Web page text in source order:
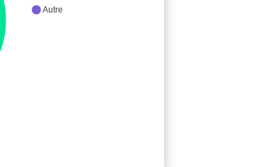
Autre